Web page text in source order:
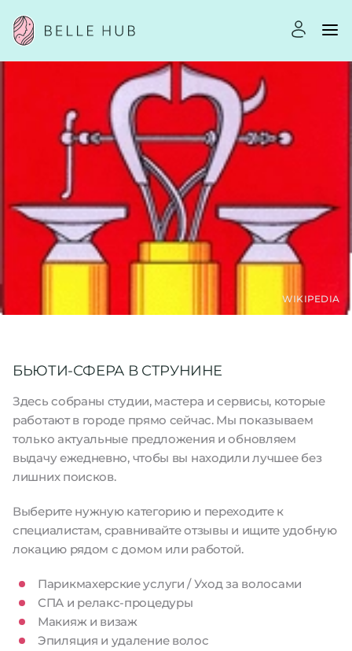
WIKIPEDIA
БЬЮТИ-СФЕРА В СТРУНИНЕ
Здесь собраны студии, мастера и сервисы, которые
работают в городе прямо сейчас. Мы показываем
только актуальные предложения и обновляем
выдачу ежедневно, чтобы вы находили лучшее без
лишних поисков.
Выберите нужную категорию и переходите к
специалистам, сравнивайте отзывы и ищите удобную
локацию рядом с домом или работой.
Парикмахерские услуги / Уход за волосами
СПА и релакс-процедуры
Макияж и визаж
Эпиляция и удаление волос